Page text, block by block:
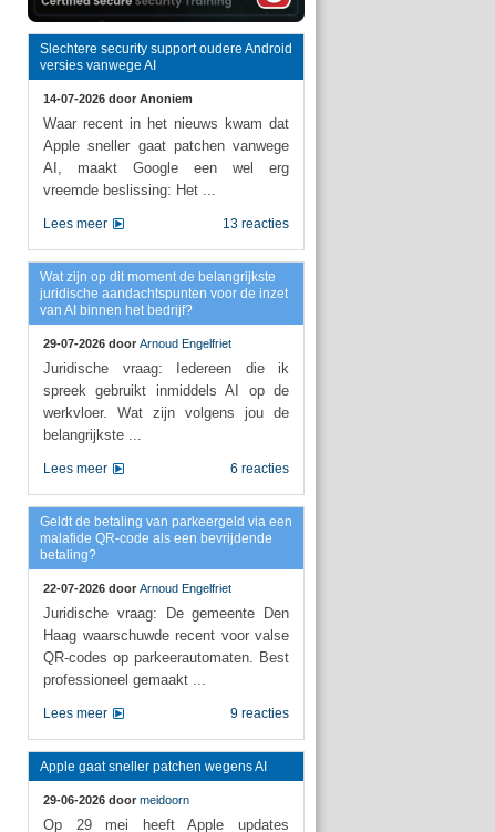
Slechtere security support oudere Android
versies vanwege AI
14-07-2026 door Anoniem
Waar recent in het nieuws kwam dat
Apple sneller gaat patchen vanwege
AI, maakt Google een wel erg
vreemde beslissing: Het ...
13 reacties
Lees meer
Wat zijn op dit moment de belangrijkste
juridische aandachtspunten voor de inzet
van AI binnen het bedrijf?
29-07-2026 door Arnoud Engelfriet
Juridische vraag: Iedereen die ik
spreek gebruikt inmiddels AI op de
werkvloer. Wat zijn volgens jou de
belangrijkste ...
6 reacties
Lees meer
Geldt de betaling van parkeergeld via een
malafide QR-code als een bevrijdende
betaling?
22-07-2026 door Arnoud Engelfriet
Juridische vraag: De gemeente Den
Haag waarschuwde recent voor valse
QR-codes op parkeerautomaten. Best
professioneel gemaakt ...
9 reacties
Lees meer
Apple gaat sneller patchen wegens AI
29-06-2026 door meidoorn
Op 29 mei heeft Apple updates